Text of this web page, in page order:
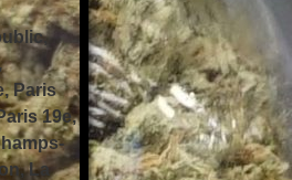
Paris
19e,
La